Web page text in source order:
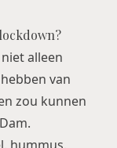
alleen
van
zou kunnen